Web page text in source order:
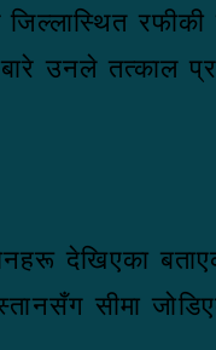
यसबारे उनले
देखिएका
सीमा